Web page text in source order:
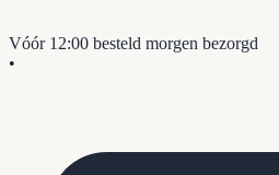
Vóór 12:00 besteld morgen bezorgd
•